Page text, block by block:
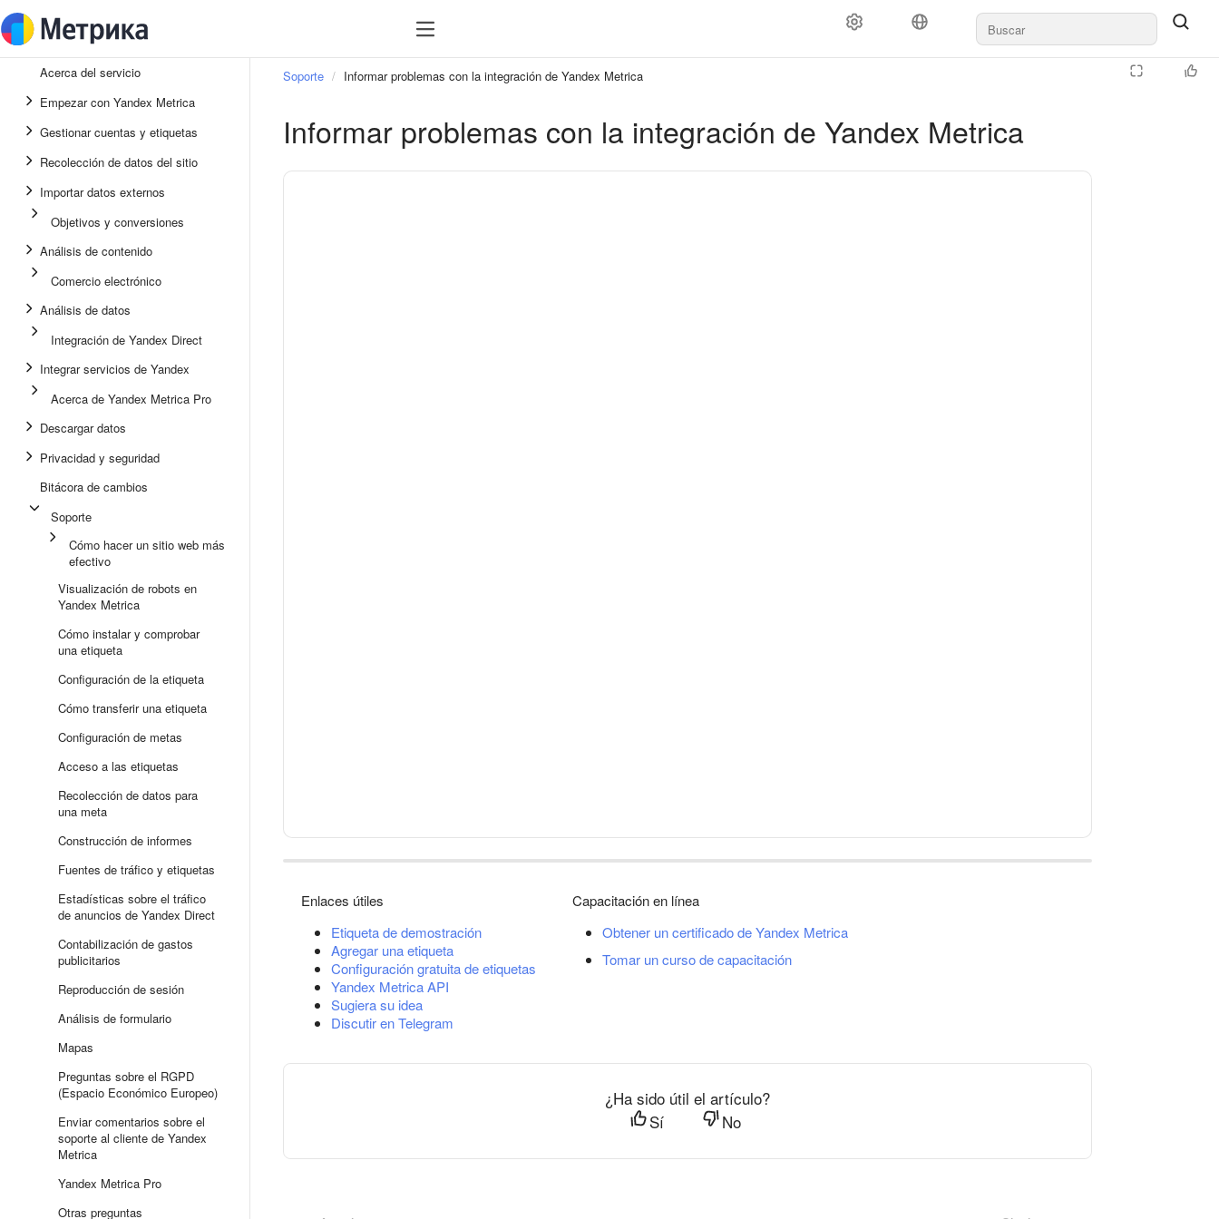
Acerca del servicio
Empezar con Yandex Metrica
Gestionar cuentas y etiquetas
Recolección de datos del sitio
Importar datos externos
Objetivos y conversiones
Análisis de contenido
Comercio electrónico
Análisis de datos
Integración de Yandex Direct
Integrar servicios de Yandex
Acerca de Yandex Metrica Pro
Descargar datos
Privacidad y seguridad
Bitácora de cambios
Soporte
Cómo hacer un sitio web más
efectivo
Visualización de robots en
Yandex Metrica
Cómo instalar y comprobar
una etiqueta
Configuración de la etiqueta
Cómo transferir una etiqueta
Configuración de metas
Acceso a las etiquetas
Recolección de datos para
una meta
Construcción de informes
Fuentes de tráfico y etiquetas
Estadísticas sobre el tráfico
de anuncios de Yandex Direct
Contabilización de gastos
publicitarios
Reproducción de sesión
Análisis de formulario
Mapas
Preguntas sobre el RGPD
(Espacio Económico Europeo)
Enviar comentarios sobre el
soporte al cliente de Yandex
Metrica
Yandex Metrica Pro
Otras preguntas
Soporte Informar problemas con la integración de Yandex Metrica
Informar problemas con la integración de Yandex Metrica
Enlaces útiles
Etiqueta de demostración
Agregar una etiqueta
Configuración gratuita de etiquetas
Yandex Metrica API
Sugiera su idea
Discutir en Telegram
Capacitación en línea
Obtener un certificado de Yandex Metrica
Tomar un curso de capacitación
¿Ha sido útil el artículo?
Sí
No